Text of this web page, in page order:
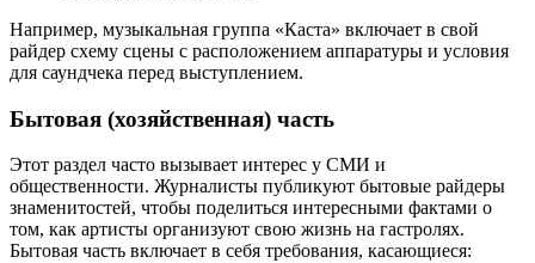
Например, музыкальная группа «Каста» включает в свой
райдер схему сцены с расположением аппаратуры и условия
для саундчека перед выступлением.
Бытовая (хозяйственная) часть
Этот раздел часто вызывает интерес у СМИ и
общественности. Журналисты публикуют бытовые райдеры
знаменитостей, чтобы поделиться интересными фактами о
том, как артисты организуют свою жизнь на гастролях.
Бытовая часть включает в себя требования, касающиеся: